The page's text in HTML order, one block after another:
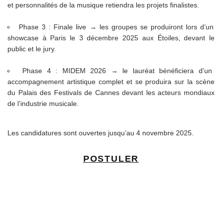
et personnalités de la musique retiendra les projets finalistes.
Phase 3 : Finale live → les groupes se produiront lors d’un
showcase à Paris le 3 décembre 2025 aux Étoiles, devant le
public et le jury.
Phase 4 : MIDEM 2026 → le lauréat bénéficiera d’un
accompagnement artistique complet et se produira sur la scène
du Palais des Festivals de Cannes devant les acteurs mondiaux
de l’industrie musicale.
Les candidatures sont ouvertes jusqu’au 4 novembre 2025.
POSTULER